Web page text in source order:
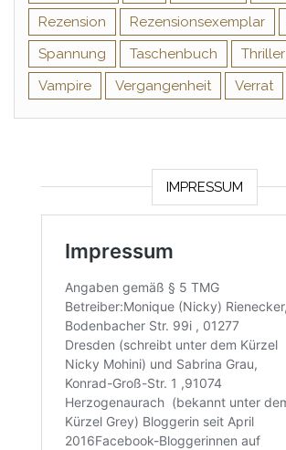
Rezension
Rezensionsexemplar
Spannung
Taschenbuch Thriller
Vampire
Vergangenheit Verrat
IMPRESSUM